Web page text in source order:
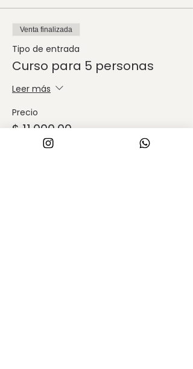
Venta finalizada
Tipo de entrada
Curso para 5 personas
Leer más
Precio
$ 11.000,00